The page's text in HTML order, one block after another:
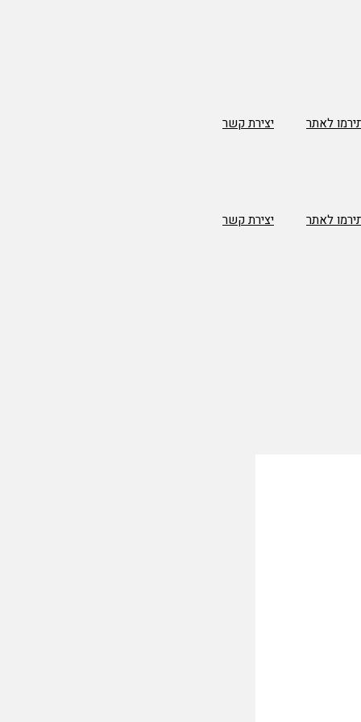
לאתר יצירת קשר
לאתר
יצירת קשר